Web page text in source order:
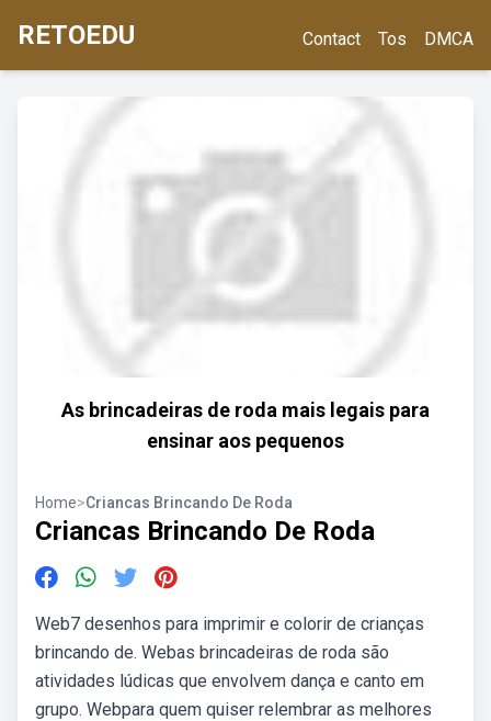
RETOEDU Contact Tos DMCA
As brincadeiras de roda mais legais para
ensinar aos pequenos
Home>Criancas Brincando De Roda
Criancas Brincando De Roda
Web7 desenhos para imprimir e colorir de crianças
brincando de. Webas brincadeiras de roda são
atividades lúdicas que envolvem dança e canto em
grupo. Webpara quem quiser relembrar as melhores